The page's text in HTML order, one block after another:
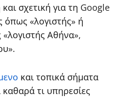
σχετική για τη Google
όπως «λογιστής» ή
Αθήνα»,
και τοπικά σήματα
τι υπηρεσίες